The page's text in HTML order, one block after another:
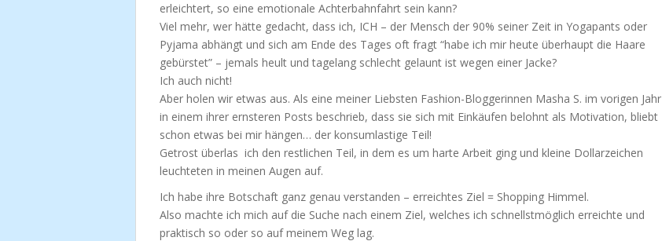
erleichtert, so eine emotionale Achterbahnfahrt sein kann?
Viel mehr, wer hätte gedacht, dass ich, ICH – der Mensch der 90% seiner Zeit in Yogapants oder
Pyjama abhängt und sich am Ende des Tages oft fragt “habe ich mir heute überhaupt die Haare
gebürstet” – jemals heult und tagelang schlecht gelaunt ist wegen einer Jacke?
Ich auch nicht!
Aber holen wir etwas aus. Als eine meiner Liebsten Fashion-Bloggerinnen Masha S. im vorigen Jahr
in einem ihrer ernsteren Posts beschrieb, dass sie sich mit Einkäufen belohnt als Motivation, bliebt
schon etwas bei mir hängen… der konsumlastige Teil!
Getrost überlas ich den restlichen Teil, in dem es um harte Arbeit ging und kleine Dollarzeichen
leuchteten in meinen Augen auf.
Ich habe ihre Botschaft ganz genau verstanden – erreichtes Ziel = Shopping Himmel.
Also machte ich mich auf die Suche nach einem Ziel, welches ich schnellstmöglich erreichte und
praktisch so oder so auf meinem Weg lag.